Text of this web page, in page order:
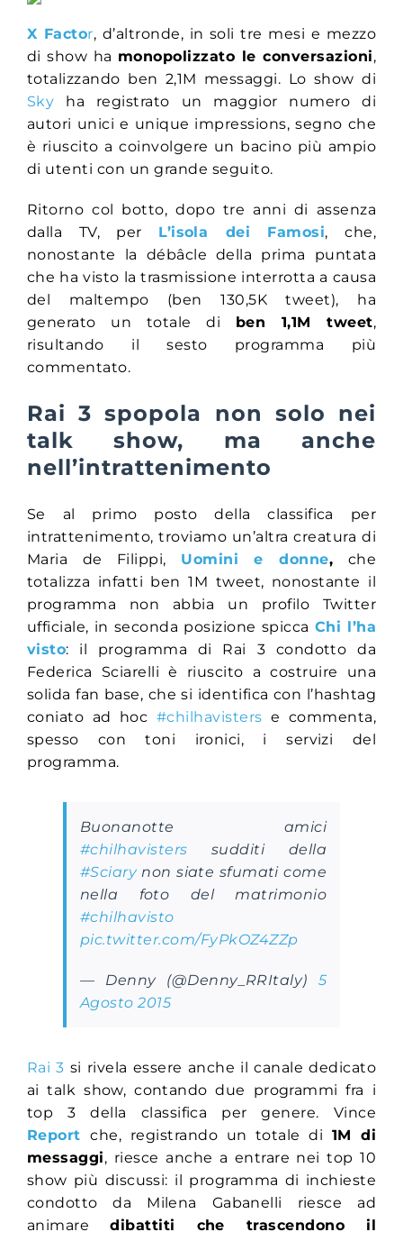
X Factor, d’altronde, in soli tre mesi e mezzo
di show ha monopolizzato le conversazioni,
totalizzando ben 2,1M messaggi. Lo show di
Sky ha registrato un maggior numero di
autori unici e unique impressions, segno che
è riuscito a coinvolgere un bacino più ampio
di utenti con un grande seguito.
Ritorno col botto, dopo tre anni di assenza
dalla TV, per L’isola dei Famosi, che,
nonostante la débâcle della prima puntata
che ha visto la trasmissione interrotta a causa
del maltempo (ben 130,5K tweet), ha
generato un totale di ben 1,1M tweet,
risultando il sesto programma più
commentato.
Rai 3 spopola non solo nei
talk show, ma anche
nell’intrattenimento
Se al primo posto della classifica per
intrattenimento, troviamo un’altra creatura di
Maria de Filippi, Uomini e donne, che
totalizza infatti ben 1M tweet, nonostante il
programma non abbia un profilo Twitter
ufficiale, in seconda posizione spicca Chi l’ha
visto: il programma di Rai 3 condotto da
Federica Sciarelli è riuscito a costruire una
solida fan base, che si identifica con l’hashtag
coniato ad hoc #chilhavisters e commenta,
spesso con toni ironici, i servizi del
programma.
Buonanotte amici
#chilhavisters sudditi della
#Sciarynon siate sfumati come
nella foto del matrimonio
#chilhavisto
pic.twitter.com/FyPkOZ4ZZp
— Denny (@Denny_RRItaly) 5
Agosto 2015
Rai 3 si rivela essere anche il canale dedicato
ai talk show, contando due programmi fra i
top 3 della classifica per genere. Vince
Report che, registrando un totale di 1M di
messaggi, riesce anche a entrare nei top 10
show più discussi: il programma di inchieste
condotto da Milena Gabanelli riesce ad
animaredibattiti che trascendono il